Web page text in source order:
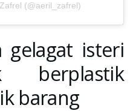
(@aeril_zafrel)
gelagat isteri
berplastik
barang